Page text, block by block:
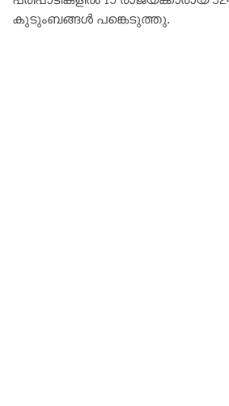
കുടുംബങ്ങള്‍ പങ്കെടുത്തു.